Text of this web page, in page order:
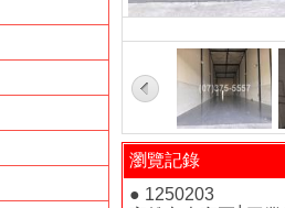
瀏覽記錄
● 1250203